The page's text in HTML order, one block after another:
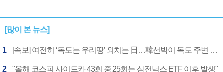
[많이 본 뉴스]
1 [속보] 여전히 ‘독도는 우리땅’ 외치는 日…韓선박이 독도 주변 해양조사 활동하자 반발
2 "올해 코스피 사이드카 43회 중 25회는 삼전닉스 ETF 이후 발생"